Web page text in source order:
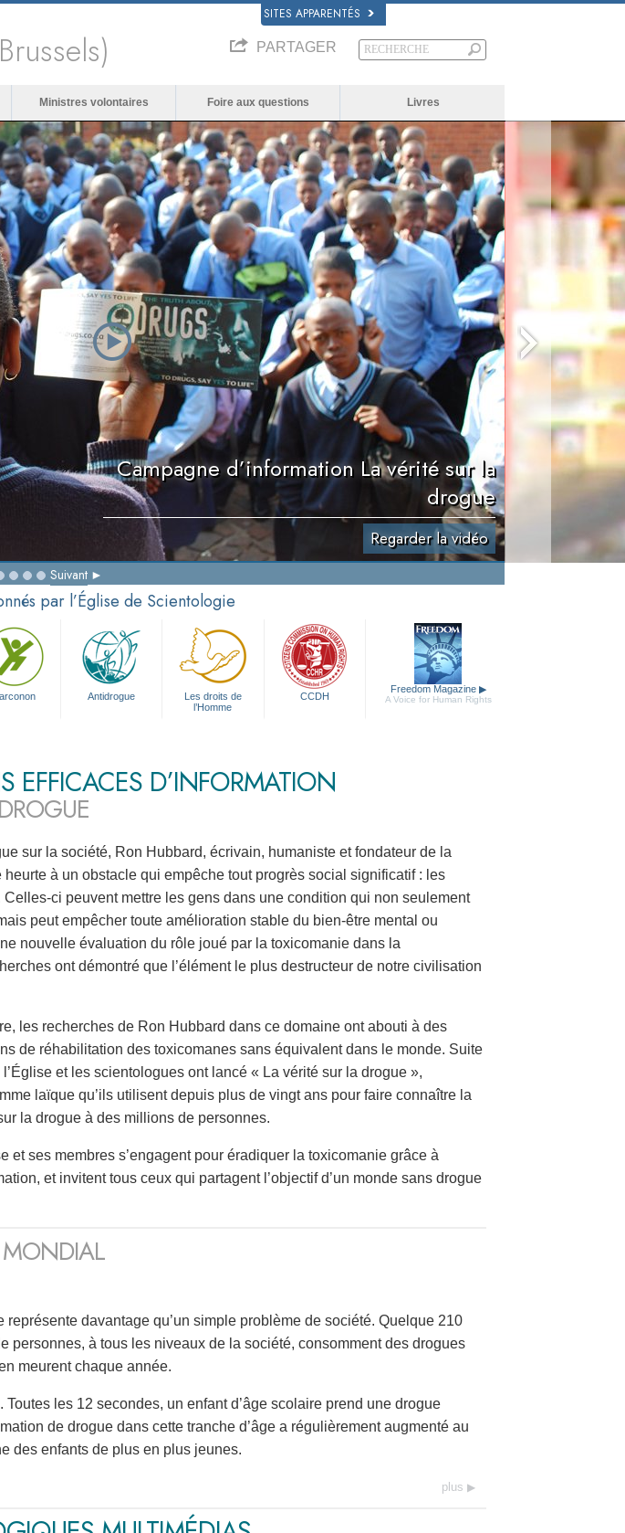
SITES APPARENTÉS
PARTAGER
Ministres volontaires Foire aux questions Livres
Campagne d’information La vérité sur la
drogue
Regarder la vidéo
Suivant
par l’Église de Scientologie
Antidrogue
Les droits de
l’Homme
CCDH
Freedom Magazine ▶
A Voice for Human Rights
EFFICACES D’INFORMATION
sur la société, Ron Hubbard, écrivain, humaniste et fondateur de la
à un obstacle qui empêche tout progrès social significatif : les
ci peuvent mettre les gens dans une condition qui non seulement
peut empêcher toute amélioration stable du bien-être mental ou
nouvelle évaluation du rôle joué par la toxicomanie dans la
ont démontré que l’élément le plus destructeur de notre civilisation
les recherches de Ron Hubbard dans ce domaine ont abouti à des
de réhabilitation des toxicomanes sans équivalent dans le monde. Suite
l’Église et les scientologues ont lancé « La vérité sur la drogue »,
laïque qu’ils utilisent depuis plus de vingt ans pour faire connaître la
la drogue à des millions de personnes.
et ses membres s’engagent pour éradiquer la toxicomanie grâce à
et invitent tous ceux qui partagent l’objectif d’un monde sans drogue
représente davantage qu’un simple problème de société. Quelque 210
personnes, à tous les niveaux de la société, consomment des drogues
meurent chaque année.
les 12 secondes, un enfant d’âge scolaire prend une drogue
de drogue dans cette tranche d’âge a régulièrement augmenté au
des enfants de plus en plus jeunes.
plus